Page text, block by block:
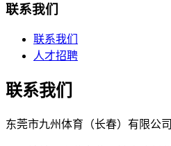
联系我们
联系我们
人才招聘
联系我们
东莞市九州体育（长春）有限公司